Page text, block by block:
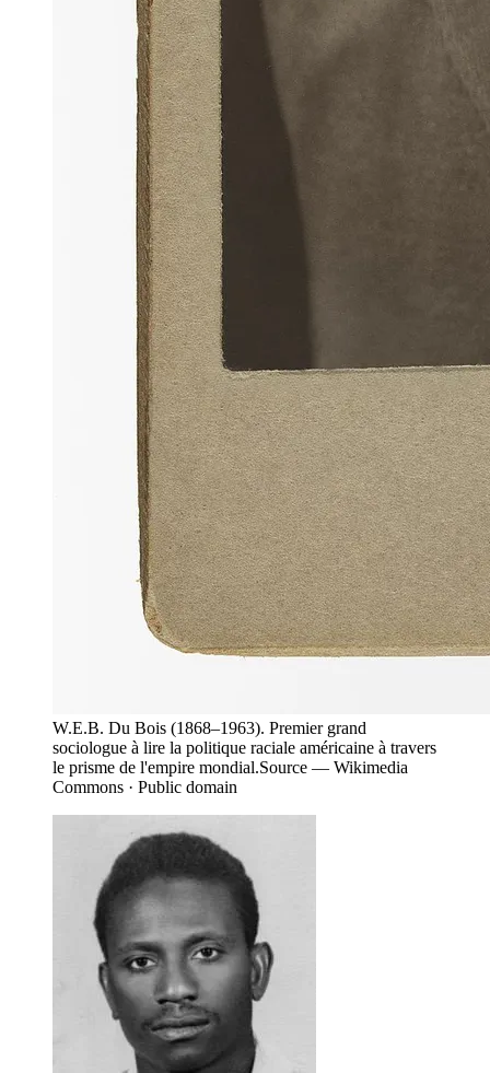
W.E.B. Du Bois (1868–1963). Premier grand
sociologue à lire la politique raciale américaine à travers
le prisme de l'empire mondial.Source — Wikimedia
Commons · Public domain